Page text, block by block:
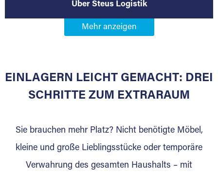
Über Steus Logistik
DAS SIND WIR
EINLAGERN LEICHT GEMACHT: DREI
SCHRITTE ZUM EXTRARAUM
Sie brauchen mehr Platz? Nicht benötigte Möbel,
kleine und große Lieblingsstücke oder temporäre
Verwahrung des gesamten Haushalts – mit